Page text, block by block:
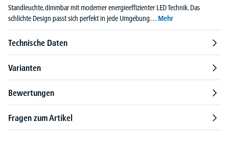
Standleuchte, dimmbar mit moderner energieeffizienter LED Technik. Das
schlichte Design passt sich perfekt in jede Umgebung… Mehr
Technische Daten
Varianten
Bewertungen
Fragen zum Artikel